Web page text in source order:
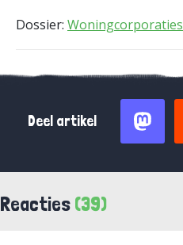
Dossier: Woningcorporaties
Deel artikel
Reacties (39)